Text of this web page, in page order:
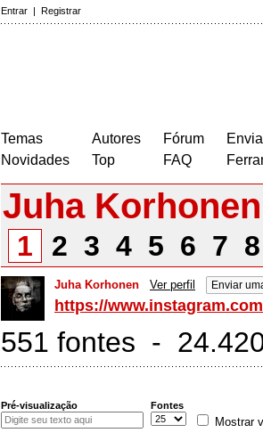
Entrar | Registrar
Temas
Novidades
Autores
Top
Fórum
FAQ
Juha Korhonen
1 2 3 4 5 6 7
Juha Korhonen Ver perfil Enviar
https://
551 fontes -
Pré-visualização Fontes
Mostrar